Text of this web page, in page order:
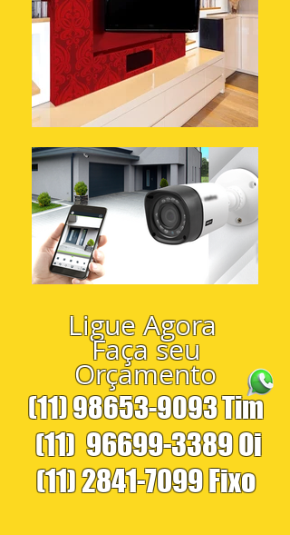
Ligue Agora
Faça seu
Orçamento
(11) 98653-9093Tim
(11) 96699-3389Oi
(11) 2841-7099Fixo